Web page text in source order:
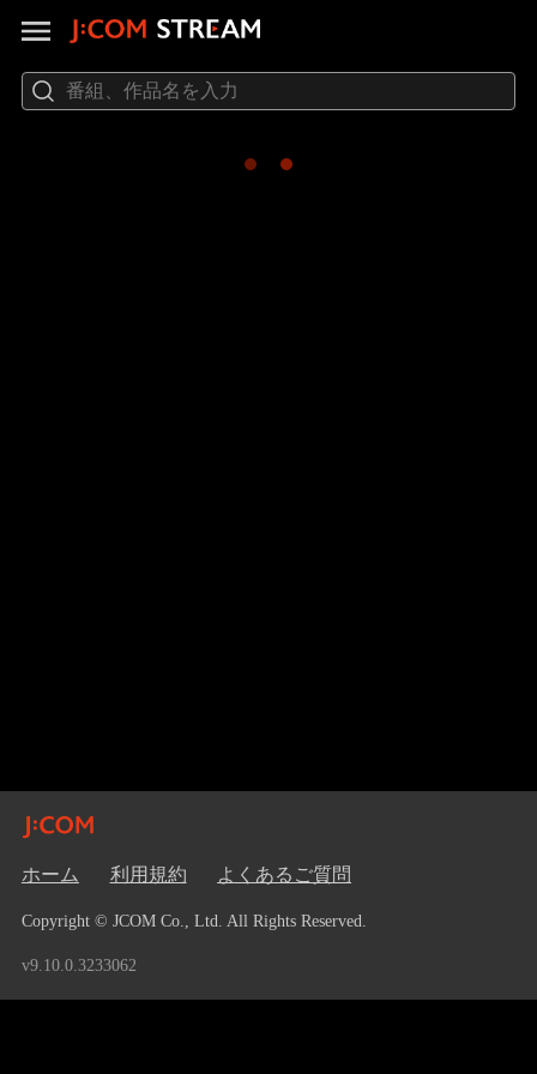
ホーム 利用規約 よくあるご質問
Copyright © JCOM Co., Ltd. All Rights Reserved.
v9.10.0.3233062